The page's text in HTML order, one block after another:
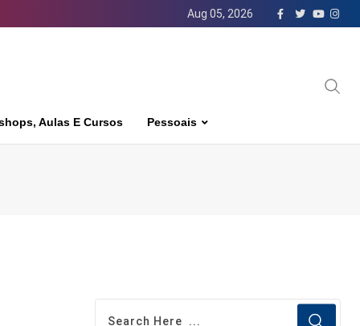
Aug 05, 2026
Aulas E Cursos Pessoais